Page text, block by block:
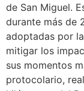
de San Miguel.
durante más de
adoptadas por
mitigar los
sus momentos
protocolario,